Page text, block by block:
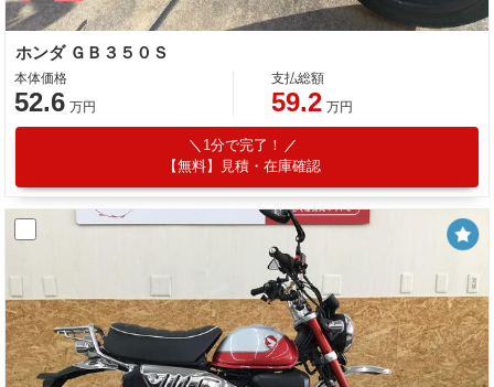
ホンダ ＧＢ３５０Ｓ
本体価格
52.6 万円
支払総額
59.2 万円
1分で完了！
【無料】見積・在庫確認